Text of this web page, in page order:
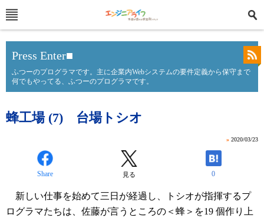
Press Enter■
ふつーのプログラマです。主に企業内Webシステムの要件定義から保守まで
何でもやってる、ふつーのプログラマです。
蜂工場 (7) 台場トシオ
» 2020/03/23
Share 見る 0
新しい仕事を始めて三日が経過し、トシオが指揮するプ
ログラマたちは、佐藤が言うところの＜蜂＞を19 個作り上